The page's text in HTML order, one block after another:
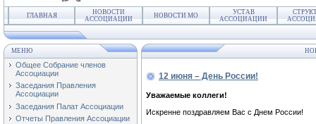
ГЛАВНАЯ
НОВОСТИ
АССОЦИАЦИИ
НОВОСТИ МО
УСТАВ
АССОЦИАЦИИ
МЕНЮ
Общее Собрание членов
Ассоциации
Заседания Правления
Ассоциации
Заседания Палат Ассоциации
Отчеты Правления Ассоциации
12 июня – День России!
Уважаемые коллеги!
Искренне поздравляем Вас с Днем России!